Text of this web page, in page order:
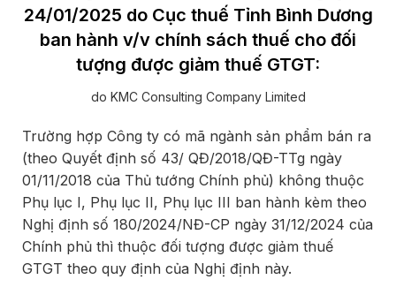
24/01/2025 do Cục thuế Tỉnh Bình Dương
ban hành v/v chính sách thuế cho đối
tượng được giảm thuế GTGT:
do KMC Consulting Company Limited
Trường hợp Công ty có mã ngành sản phẩm bán ra
(theo Quyết định số 43/ QĐ/2018/QĐ-TTg ngày
01/11/2018 của Thủ tướng Chính phủ) không thuộc
Phụ lục I, Phụ lục II, Phụ lục III ban hành kèm theo
Nghị định số 180/2024/NĐ-CP ngày 31/12/2024 của
Chính phủ thì thuộc đối tượng được giảm thuế
GTGT theo quy định của Nghị định này.